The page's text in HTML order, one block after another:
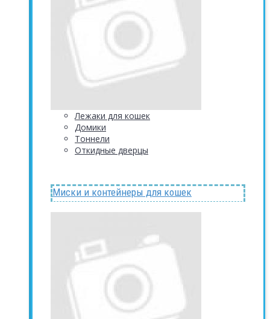
Лежаки для кошек
Домики
Тоннели
Откидные дверцы
Миски и контейнеры для кошек